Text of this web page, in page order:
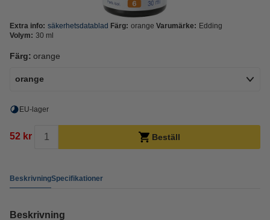
Extra info: säkerhetsdatablad Färg: orange Varumärke: Edding
Volym: 30 ml
Färg: orange
orange
EU-lager
52 kr Beställ
BeskrivningSpecifikationer
Beskrivning